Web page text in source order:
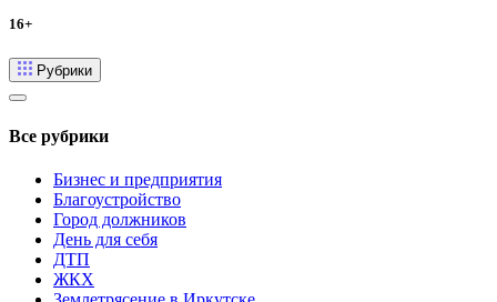
16+
Рубрики
Все рубрики
Бизнес и предприятия
Благоустройство
Город должников
День для себя
ДТП
ЖКХ